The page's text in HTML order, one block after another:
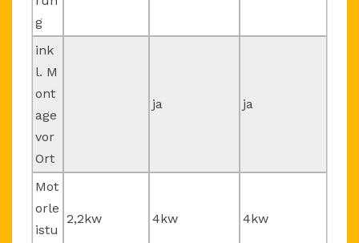
g
ink
l. M
ont
age
vor
Ort
ja ja
Mot
orle
istu
2,2kw 4kw 4kw